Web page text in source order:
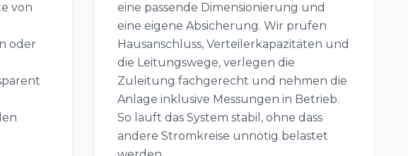
von
oder
eine passende Dimensionierung und
eine eigene Absicherung. Wir prüfen
Hausanschluss, Verteilerkapazitäten und
die Leitungswege, verlegen die
Zuleitung fachgerecht und nehmen die
Anlage inklusive Messungen in Betrieb.
So läuft das System stabil, ohne dass
andere Stromkreise unnötig belastet